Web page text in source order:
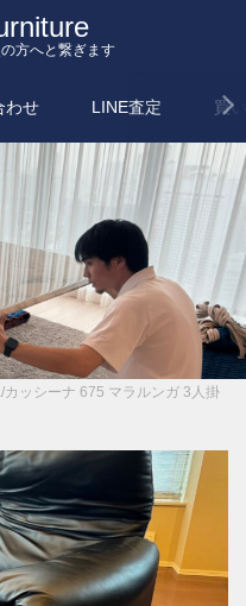
方へと繋ぎます
わせ LINE査定 買
ッシーナ 675 マラルンガ 3人掛